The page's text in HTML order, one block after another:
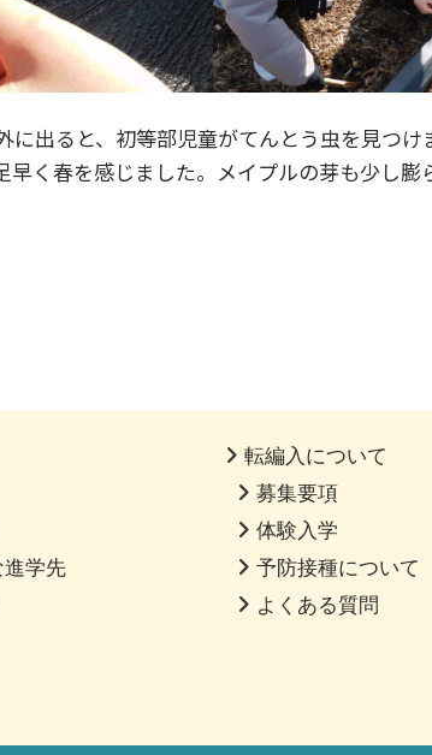
に出ると、初等部児童がてんとう虫を見つ
早く春を感じました。メイプルの芽も少し膨
学先
転編入について
募集要項
体験入学
予防接種について
よくある質問